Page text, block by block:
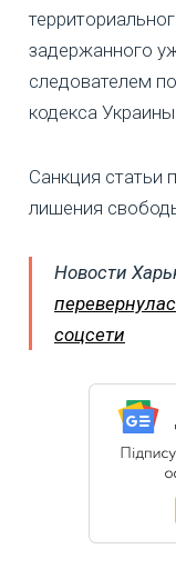
задержанного
следователем
кодекса Украины.
Санкция статьи
лишения
Новости
соцсети